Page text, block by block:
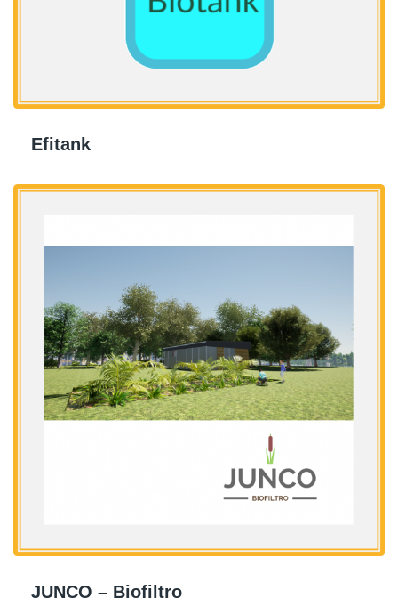
Efitank
JUNCO – Biofiltro